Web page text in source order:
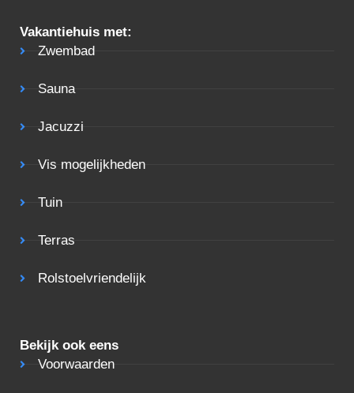
Vakantiehuis met:
Zwembad
Sauna
Jacuzzi
Vis mogelijkheden
Tuin
Terras
Rolstoelvriendelijk
Bekijk ook eens
Voorwaarden